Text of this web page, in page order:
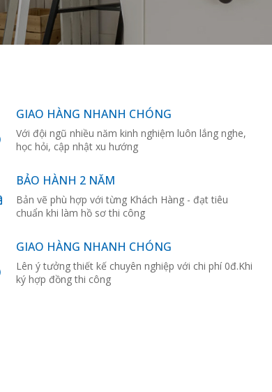
GIAO HÀNG NHANH CHÓNG
Với đội ngũ nhiều năm kinh nghiệm luôn lắng nghe,
học hỏi, cập nhật xu hướng
BẢO HÀNH 2 NĂM
Bản vẽ phù hợp với từng Khách Hàng - đạt tiêu
chuẩn khi làm hồ sơ thi công
GIAO HÀNG NHANH CHÓNG
Lên ý tưởng thiết kế chuyên nghiệp với chi phí 0đ.Khi
ký hợp đồng thi công